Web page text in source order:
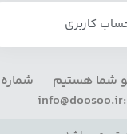
کاربری
پاسخگو شما هستیم شماره